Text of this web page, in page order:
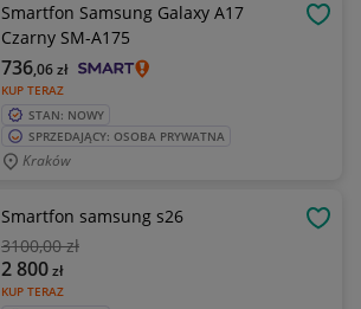
Smartfon Samsung Galaxy A17
Czarny SM-A175
KUP TERAZ
736,06zł
STAN: NOWY
SPRZEDAJĄCY: OSOBA PRYWATNA
Kraków
Smartfon samsung s26
3100,00 zł
KUP TERAZ
2 800zł